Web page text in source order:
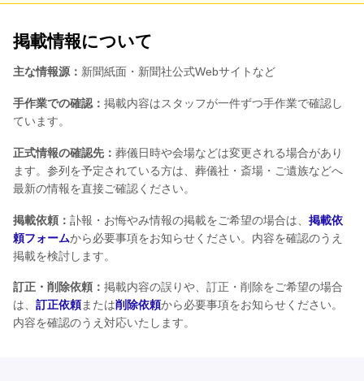
掲載情報について
主な情報源： 新聞紙面・新聞社公式Webサイトなど
手作業での確認： 掲載内容はスタッフが一件ずつ手作業で確認し
ています。
正式情報の確認先： 葬儀日時や会場などは変更される場合があり
ます。参列を予定されている方は、葬儀社・斎場・ご遺族などへ
最新の情報を直接ご確認ください。
掲載依頼： 訃報・お悔やみ情報の掲載をご希望の場合は、 掲載依
頼フォームから必要事項をお知らせください。内容を確認のうえ
掲載を検討します。
訂正・削除依頼： 掲載内容の誤りや、訂正・削除をご希望の場合
は、 訂正依頼または削除依頼から必要事項をお知らせください。
内容を確認のうえ対応いたします。